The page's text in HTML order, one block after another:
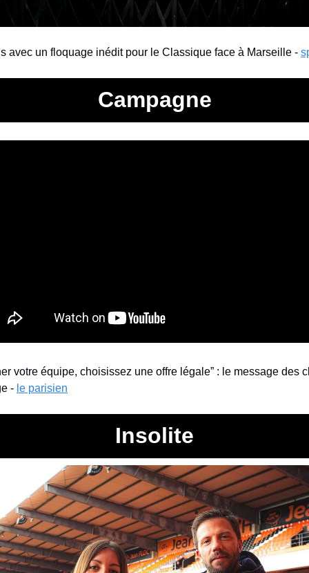
avec un floquage inédit pour le Classique face à Marseille -
Campagne
votre équipe, choisissez une offre légale” : le message des
- le parisien
Insolite